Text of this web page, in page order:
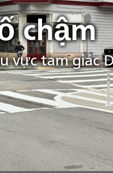
chậm
vực tam giác